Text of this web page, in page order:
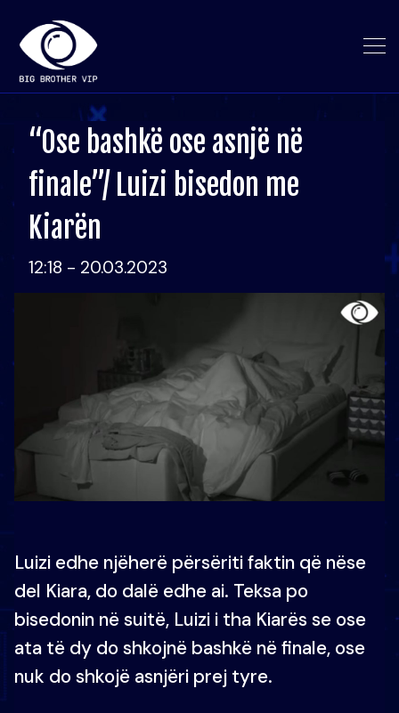
“Ose bashkë ose asnjë në
finale”/ Luizi bisedon me
Kiarën
12:18 - 20.03.2023
Luizi edhe njëherë përsëriti faktin që nëse
del Kiara, do dalë edhe ai. Teksa po
bisedonin në suitë, Luizi i tha Kiarës se ose
ata të dy do shkojnë bashkë në finale, ose
nuk do shkojë asnjëri prej tyre.